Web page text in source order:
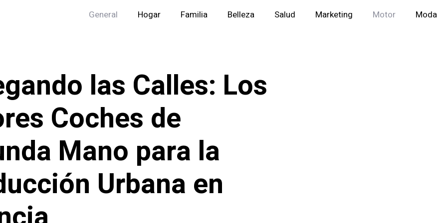
General Hogar Familia Belleza Salud Marketing Motor Moda
las Calles: Los
Coches de
Mano para la
Urbana en